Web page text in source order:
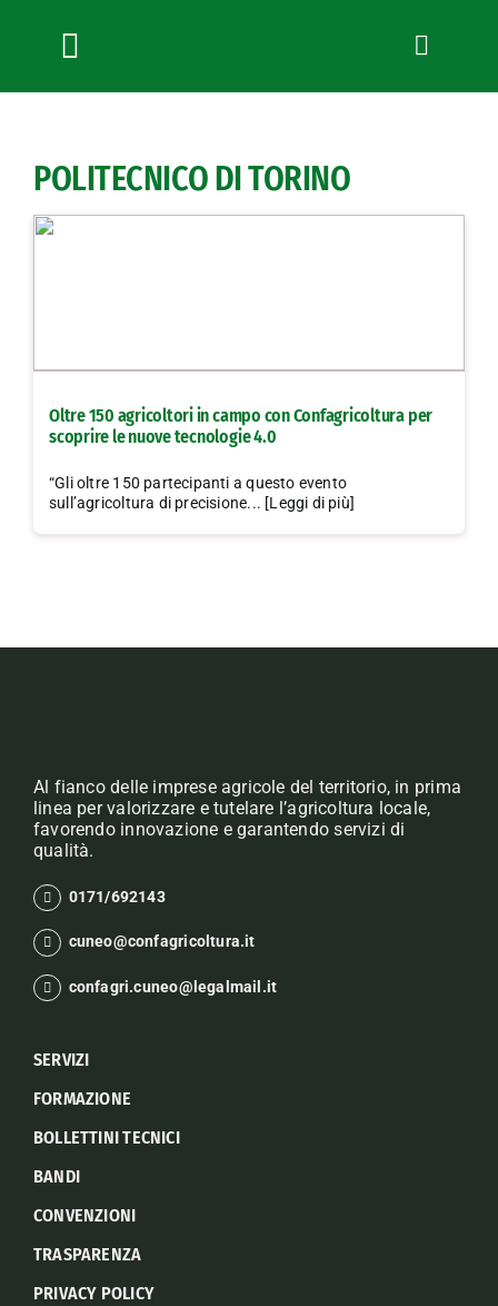
Toggle
Navigation
News
Bandi
Lavora con noi
POLITECNICO DI TORINO
Oltre 150 agricoltori in campo con Confagricoltura per
scoprire le nuove tecnologie 4.0
“Gli oltre 150 partecipanti a questo evento
sull’agricoltura di precisione... [Leggi di più]
Al fianco delle imprese agricole del territorio, in prima
linea per valorizzare e tutelare l’agricoltura locale,
favorendo innovazione e garantendo servizi di
qualità.
0171/692143
cuneo@confagricoltura.it
confagri.cuneo@legalmail.it
SERVIZI
FORMAZIONE
BOLLETTINI TECNICI
BANDI
CONVENZIONI
TRASPARENZA
PRIVACY POLICY